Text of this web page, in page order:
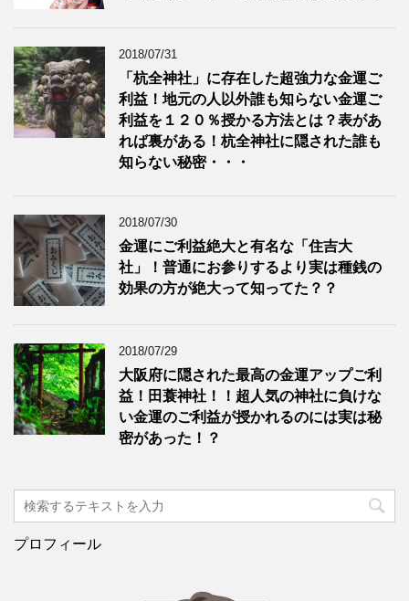
2018/07/31
「杭全神社」に存在した超強力な金運ご
利益！地元の人以外誰も知らない金運ご
利益を１２０％授かる方法とは？表があ
れば裏がある！杭全神社に隠された誰も
知らない秘密・・・
2018/07/30
金運にご利益絶大と有名な「住吉大
社」！普通にお参りするより実は種銭の
効果の方が絶大って知ってた？？
2018/07/29
大阪府に隠された最高の金運アップご利
益！田蓑神社！！超人気の神社に負けな
い金運のご利益が授かれるのには実は秘
密があった！？
プロフィール